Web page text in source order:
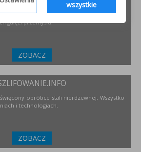
montaż, serwis instalacji i urządzeń
gałęzi przemysłu.
ZOBACZ
obróbce stali nierdzewnej. Wszystko
i technologiach.
ZOBACZ
wszystkie